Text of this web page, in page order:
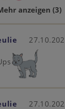
anzeigen (3)